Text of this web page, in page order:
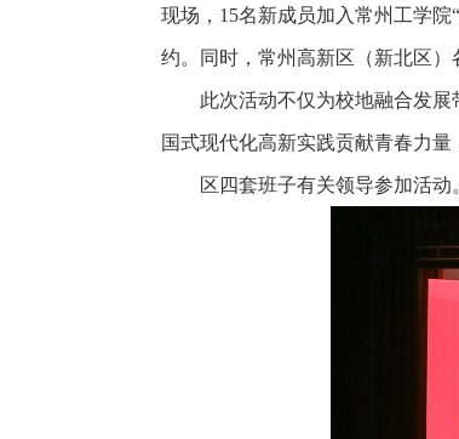
现场，15名新成员加入常州工学
约。同时，常州高新区（新北区）
此次活动不仅为校地融合发
国式现代化高新实践贡献青春力量
区四套班子有关领导参加活动